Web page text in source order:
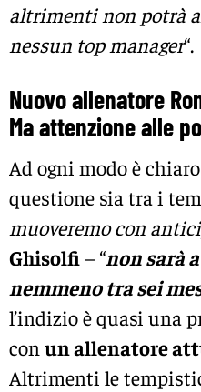
altrimenti non potrà
nessun top manager“.
Nuovo allenatore
Ma attenzione alle
Ad ogni modo è
questione sia tra i
muoveremo con
Ghisolfi– “non sarà
nemmeno tra sei
l’indizio è quasi una
con un allenatore
Altrimenti le